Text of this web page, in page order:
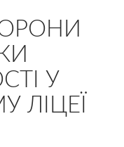
У
ЛІЦЕЇ